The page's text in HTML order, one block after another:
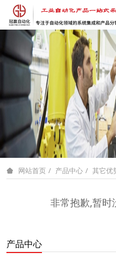
网站首页 产品中心 其它优
非常抱歉,暂时
产品中心